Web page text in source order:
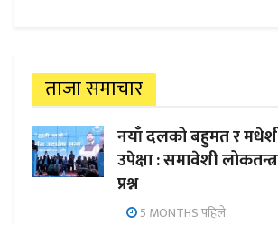
ताजा समाचार
नयाँ दलको बहुमत र
उपेक्षा : समावेशी
प्रश्न
5 MONTHS पहिले